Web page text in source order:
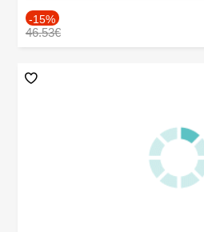
-15%
46.53€